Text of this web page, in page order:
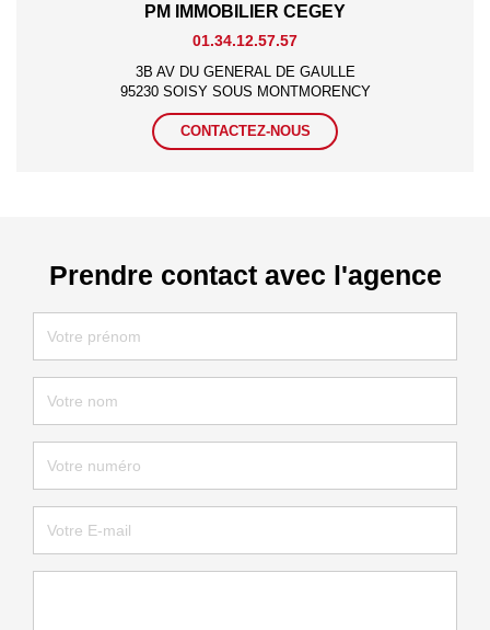
PM IMMOBILIER CEGEY
01.34.12.57.57
3B AV DU GENERAL DE GAULLE
95230 SOISY SOUS MONTMORENCY
CONTACTEZ-NOUS
Prendre contact avec l'agence